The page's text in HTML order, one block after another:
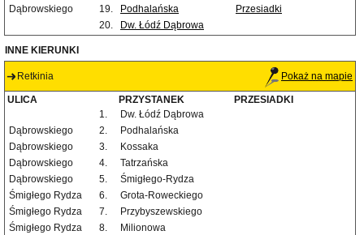
Dąbrowskiego
19. Podhalańska
Przesiadki
20.
Dw. Łódź Dąbrowa
INNE KIERUNKI
Retkinia Pokaż na mapie
ULICA PRZYSTANEK
PRZESIADKI
1.
Dw. Łódź Dąbrowa
Dąbrowskiego
2.
Podhalańska
Dąbrowskiego
3.
Kossaka
Dąbrowskiego
4.
Tatrzańska
Dąbrowskiego
5.
Śmigłego-Rydza
Śmigłego Rydza
6.
Grota-Roweckiego
Śmigłego Rydza
7.
Przybyszewskiego
Śmigłego Rydza
8.
Milionowa